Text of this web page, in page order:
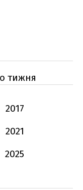
тижня
2017
2021
2025